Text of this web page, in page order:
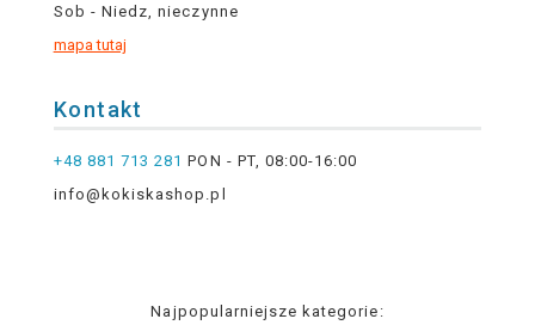
Sob - Niedz, nieczynne
mapa tutaj
Kontakt
+48 881 713 281 PON - PT, 08:00-16:00
info@kokiskashop.pl
Najpopularniejsze kategorie: